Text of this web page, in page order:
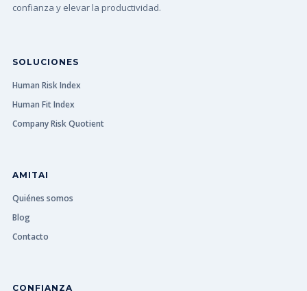
confianza y elevar la productividad.
SOLUCIONES
Human Risk Index
Human Fit Index
Company Risk Quotient
AMITAI
Quiénes somos
Blog
Contacto
CONFIANZA